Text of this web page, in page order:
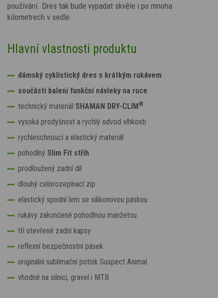
používání. Dres tak bude vypadat skvěle i po mnoha
kilometrech v sedle.
Hlavní vlastnosti produktu
dámský cyklistický dres s krátkým rukávem
součástí balení funkční návleky na ruce
technický materiál SHAMAN DRY-CLIM®
vysoká prodyšnost a rychlý odvod vlhkosti
rychleschnoucí a elastický materiál
pohodlný Slim Fit střih
prodloužený zadní díl
dlouhý celorozepínací zip
elastický spodní lem se silikonovou páskou
rukávy zakončené pohodlnou manžetou
tři otevřené zadní kapsy
reflexní bezpečnostní pásek
originální sublimační potisk Suspect Animal
vhodné na silnici, gravel i MTB